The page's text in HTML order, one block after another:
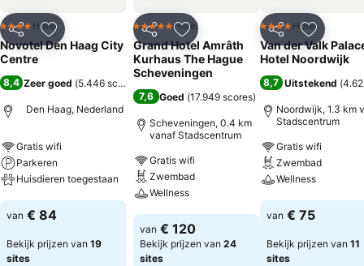
Delen Toevoegen aan favorieten
4 SterrenHotel
Novotel Den Haag City
Centre
8,4 Zeer goed (5.446 scores
Den Haag, Nederland
Gratis wifi
Parkeren
Huisdieren toegestaan
Prijzen bekijken
van € 84
Bekijk prijzen van 19
sites
Delen Toevoegen aan favorieten
5 Sterren Hotel
Grand Hotel Amrâth
Kurhaus The Hague
Scheveningen
7,6 Goed (17.949 scores)
Scheveningen, 0.4 km
vanaf Stadscentrum
Gratis wifi
Zwembad
Wellness
Prijzen bekijken
van € 120
Bekijk prijzen van 24
sites
Delen
4 SterrenHotel
Van der Valk
Hotel Noordwijk
8,7 Uitstekend (
Noordwijk, 1.3 km
Stadscentrum
Gratis wifi
Zwembad
Wellness
Prijzen bekijken
van € 75
Bekijk prijzen van 11
sites